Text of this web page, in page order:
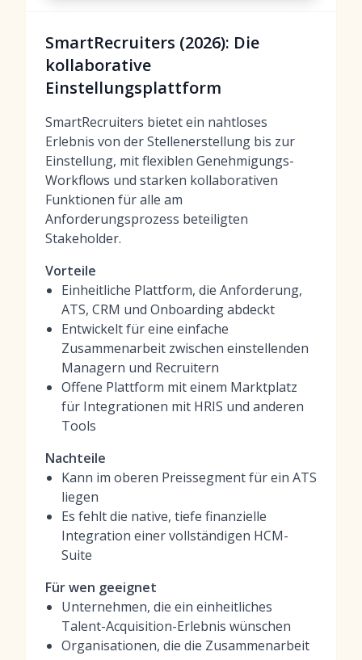
SmartRecruiters (2026): Die
kollaborative
Einstellungsplattform
SmartRecruiters bietet ein nahtloses
Erlebnis von der Stellenerstellung bis zur
Einstellung, mit flexiblen Genehmigungs-
Workflows und starken kollaborativen
Funktionen für alle am
Anforderungsprozess beteiligten
Stakeholder.
Vorteile
Einheitliche Plattform, die Anforderung,
ATS, CRM und Onboarding abdeckt
Entwickelt für eine einfache
Zusammenarbeit zwischen einstellenden
Managern und Recruitern
Offene Plattform mit einem Marktplatz
für Integrationen mit HRIS und anderen
Tools
Nachteile
Kann im oberen Preissegment für ein ATS
liegen
Es fehlt die native, tiefe finanzielle
Integration einer vollständigen HCM-
Suite
Für wen geeignet
Unternehmen, die ein einheitliches
Talent-Acquisition-Erlebnis wünschen
Organisationen, die die Zusammenarbeit